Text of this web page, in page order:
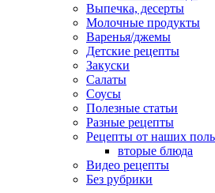
Выпечка, десерты
Молочные продукты
Варенья/джемы
Детские рецепты
Закуски
Салаты
Соусы
Полезные статьи
Разные рецепты
Рецепты от наших
вторые блюда
Видео рецепты
Без рубрики